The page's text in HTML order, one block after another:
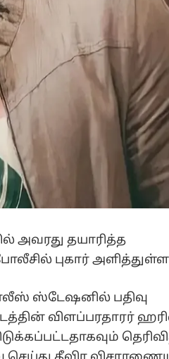
அவரது தயாரித்த
புகார்
ஸ்டேஷனில் பதிவு
விளப்பரதாரர்